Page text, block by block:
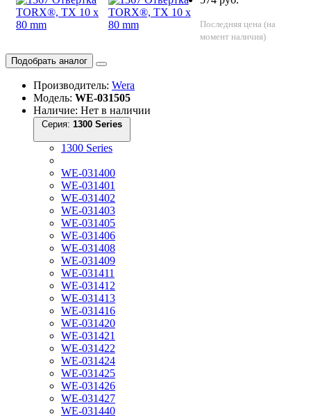
Последняя цена (на
момент наличия)
Подобрать аналог
Производитель: Wera
Модель: WE-031505
Наличие: Нет в наличии
Серия:
1300 Series
WE-031400
WE-031401
WE-031402
WE-031403
WE-031405
WE-031406
WE-031408
WE-031409
WE-031411
WE-031412
WE-031413
WE-031416
WE-031420
WE-031421
WE-031422
WE-031424
WE-031425
WE-031426
WE-031427
WE-031440